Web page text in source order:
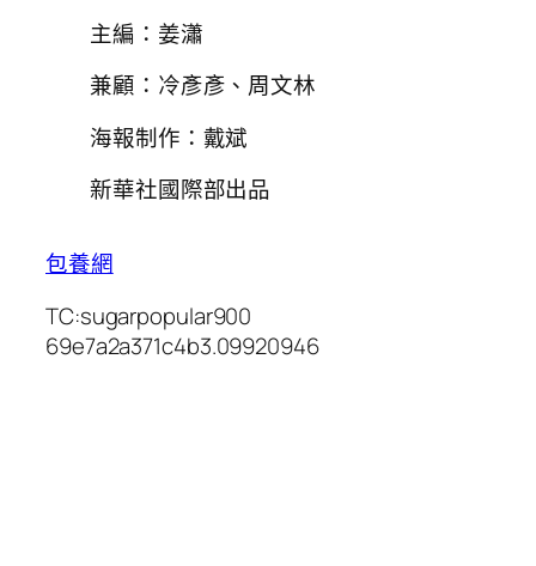
主編：姜瀟
兼顧：冷彥彥、周文林
海報制作：戴斌
新華社國際部出品
包養網
TC:sugarpopular900
69e7a2a371c4b3.09920946